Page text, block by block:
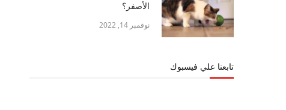
الأصفر؟
نوفمبر 14, 2022
تابعنا علي فيسبوك